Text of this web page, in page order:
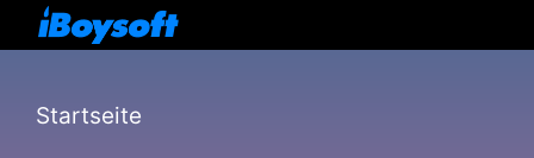
Startseite